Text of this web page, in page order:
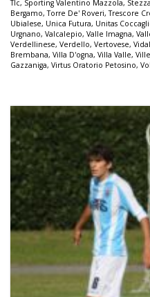
Tlc, Sporting Valentino Mazzola,
Bergamo,Torre De' Roveri,Trescore
Ubialese, Unica Futura, Unitas
Urgnano, Valcalepio, Valle Imagna,
Verdellinese, Verdello, Vertovese,
Brembana, Villa D'ogna, Villa Valle,
Gazzaniga, Virtus Oratorio Petosino,